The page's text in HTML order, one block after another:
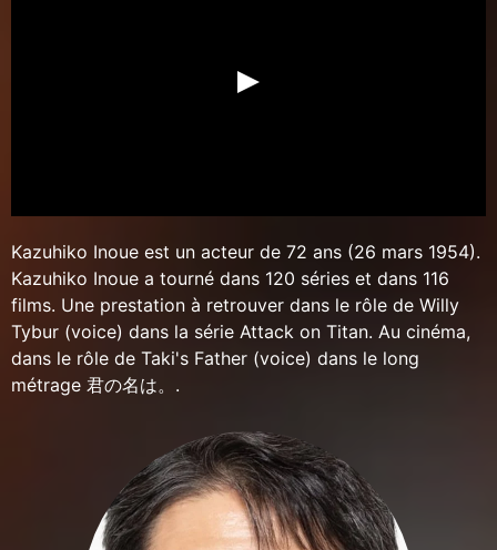
Kazuhiko Inoue est un acteur de 72 ans (26 mars 1954).
Kazuhiko Inoue a tourné dans 120 séries et dans 116
films. Une prestation à retrouver dans le rôle de Willy
Tybur (voice) dans la série Attack on Titan. Au cinéma,
dans le rôle de Taki's Father (voice) dans le long
métrage 君の名は。.